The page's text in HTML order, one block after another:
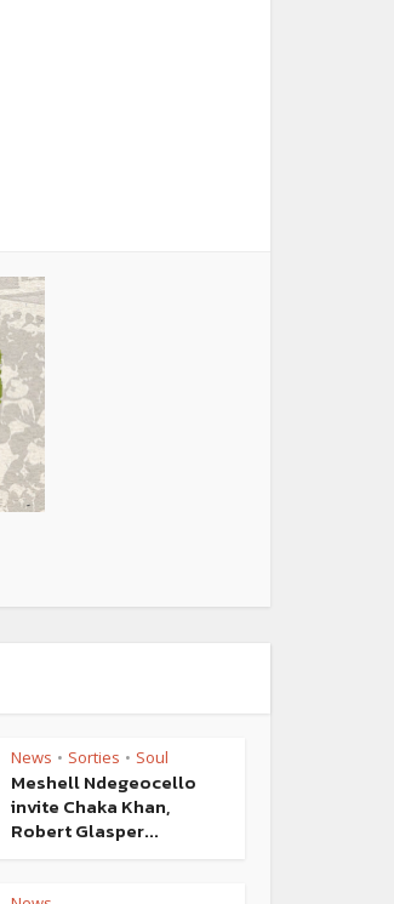
News • Sorties • Soul
Meshell Ndegeocello
invite Chaka Khan,
Robert Glasper...